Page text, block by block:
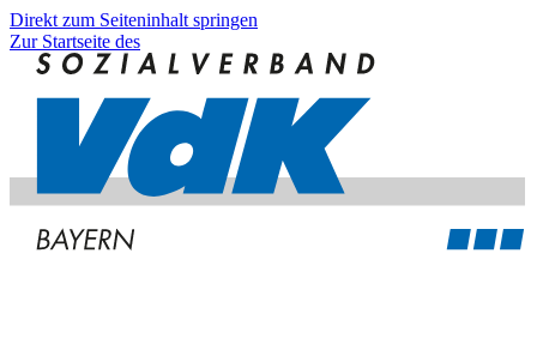
Direkt zum Seiteninhalt springen
Zur Startseite des